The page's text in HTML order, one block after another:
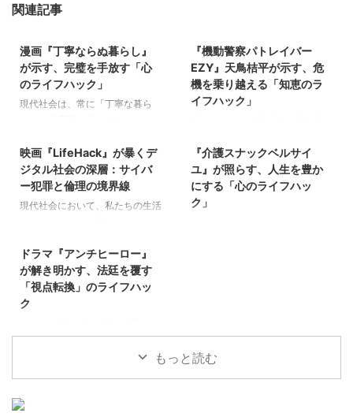
関連記事
ライフハック
漫画『丁寧ならぬ暮らし』
が示す、完璧を手放す「心
のライフハック」
現代社会は、常に「丁寧な暮ら
す。SNSを開けば、整然と片付い
た部屋、手作りの凝った料理、隙
なく計画された一日が目に飛び込
んできて、私たちは無意識のうち
に「自分もそうあるべきだ」とい
ライフハック
『機動警察パトレイバー
EZY』天鳥桔平が示す、危
機を乗り越える「知恵のラ
イフハック」
ルや困難に直面した時、私たちは
どのようにしてそれらを乗り越
え、より良い未来を切り開くこと
ができるのでしょうか。日々の生
ライフハック
映画『LifeHack』が暴くデ
ジタル社会の深層：サイバ
ー犯罪と倫理の境界線
現代社会において、私たちの生活
世界中の情報にアクセスし、瞬時
にコミュニケーションを取ること
が可能になった一方で、その恩恵
の裏側には、新たな脅威や倫理的
ライフハック
『介護スナックベルサイ
ユ』が照らす、人生を豊か
にする「心のライフハッ
ク」
ライフハック
ドラマ『アンチヒーロー』
が解き明かす、法廷を覆す
「視点転換」のライフハッ
ク
れた日曜劇場『アンチヒーロー』
は、その衝撃的なストーリー展開
士・明墨正樹が、有罪率99.9%と
もっと読む